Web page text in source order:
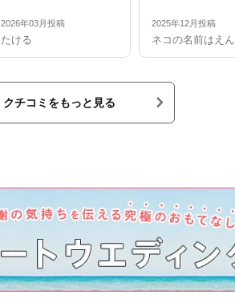
2026年03月投稿
たける
2025年12月投稿
ネコの名前はえん
クチコミをもっと見る